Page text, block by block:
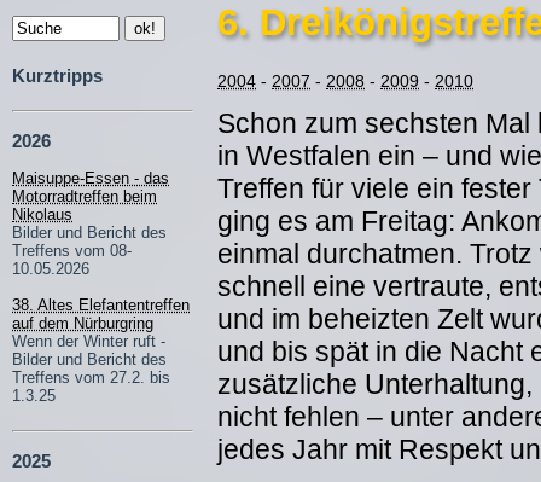
Kurztripps
2026
Maisuppe-Essen - das
Motorradtreffen beim
Nikolaus
Bilder und Bericht des
Treffens vom 08-
10.05.2026
38. Altes Elefantentreffen
auf dem Nürburgring
Wenn der Winter ruft -
Bilder und Bericht des
Treffens vom 27.2. bis
1.3.25
2025
6.
2004 - 2007 - 2008 - 2009 - 2010
Schon zum sechsten
in Westfalen ein – und
Treffen für viele ein
ging es am Freitag:
einmal durchatmen.
schnell eine vertraute,
und im beheizten Zelt
und bis spät in die Nacht
zusätzliche
nicht fehlen – unter
jedes Jahr mit Respekt